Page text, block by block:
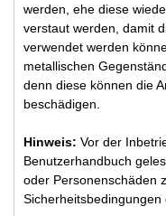
werden, ehe diese
verstaut werden, damit
verwendet werden
metallischen
denn diese können die
beschädigen.
Hinweis: Vor der
Benutzerhandbuch
oder Personenschäden